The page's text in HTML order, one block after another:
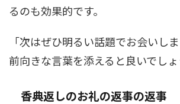
るのも効果的です。
「次はぜひ明るい話題でお会いしま
前向きな言葉を添えると良いでしょ
香典返しのお礼の返事の返事